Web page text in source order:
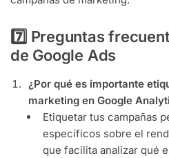
7️⃣ Preguntas
de Google Ads
¿Por qué es importante
marketing en Google
Etiquetar tus campañas
específicos sobre el
que facilita analizar qué